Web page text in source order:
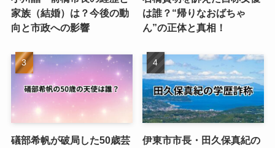
家族（結婚）は？今後の動
向と市政への影響
は誰？“帰りなおばちゃ
ん”の正体と真相！
礒部希帆が破局した50歳芸
伊東市市長・田久保真紀の